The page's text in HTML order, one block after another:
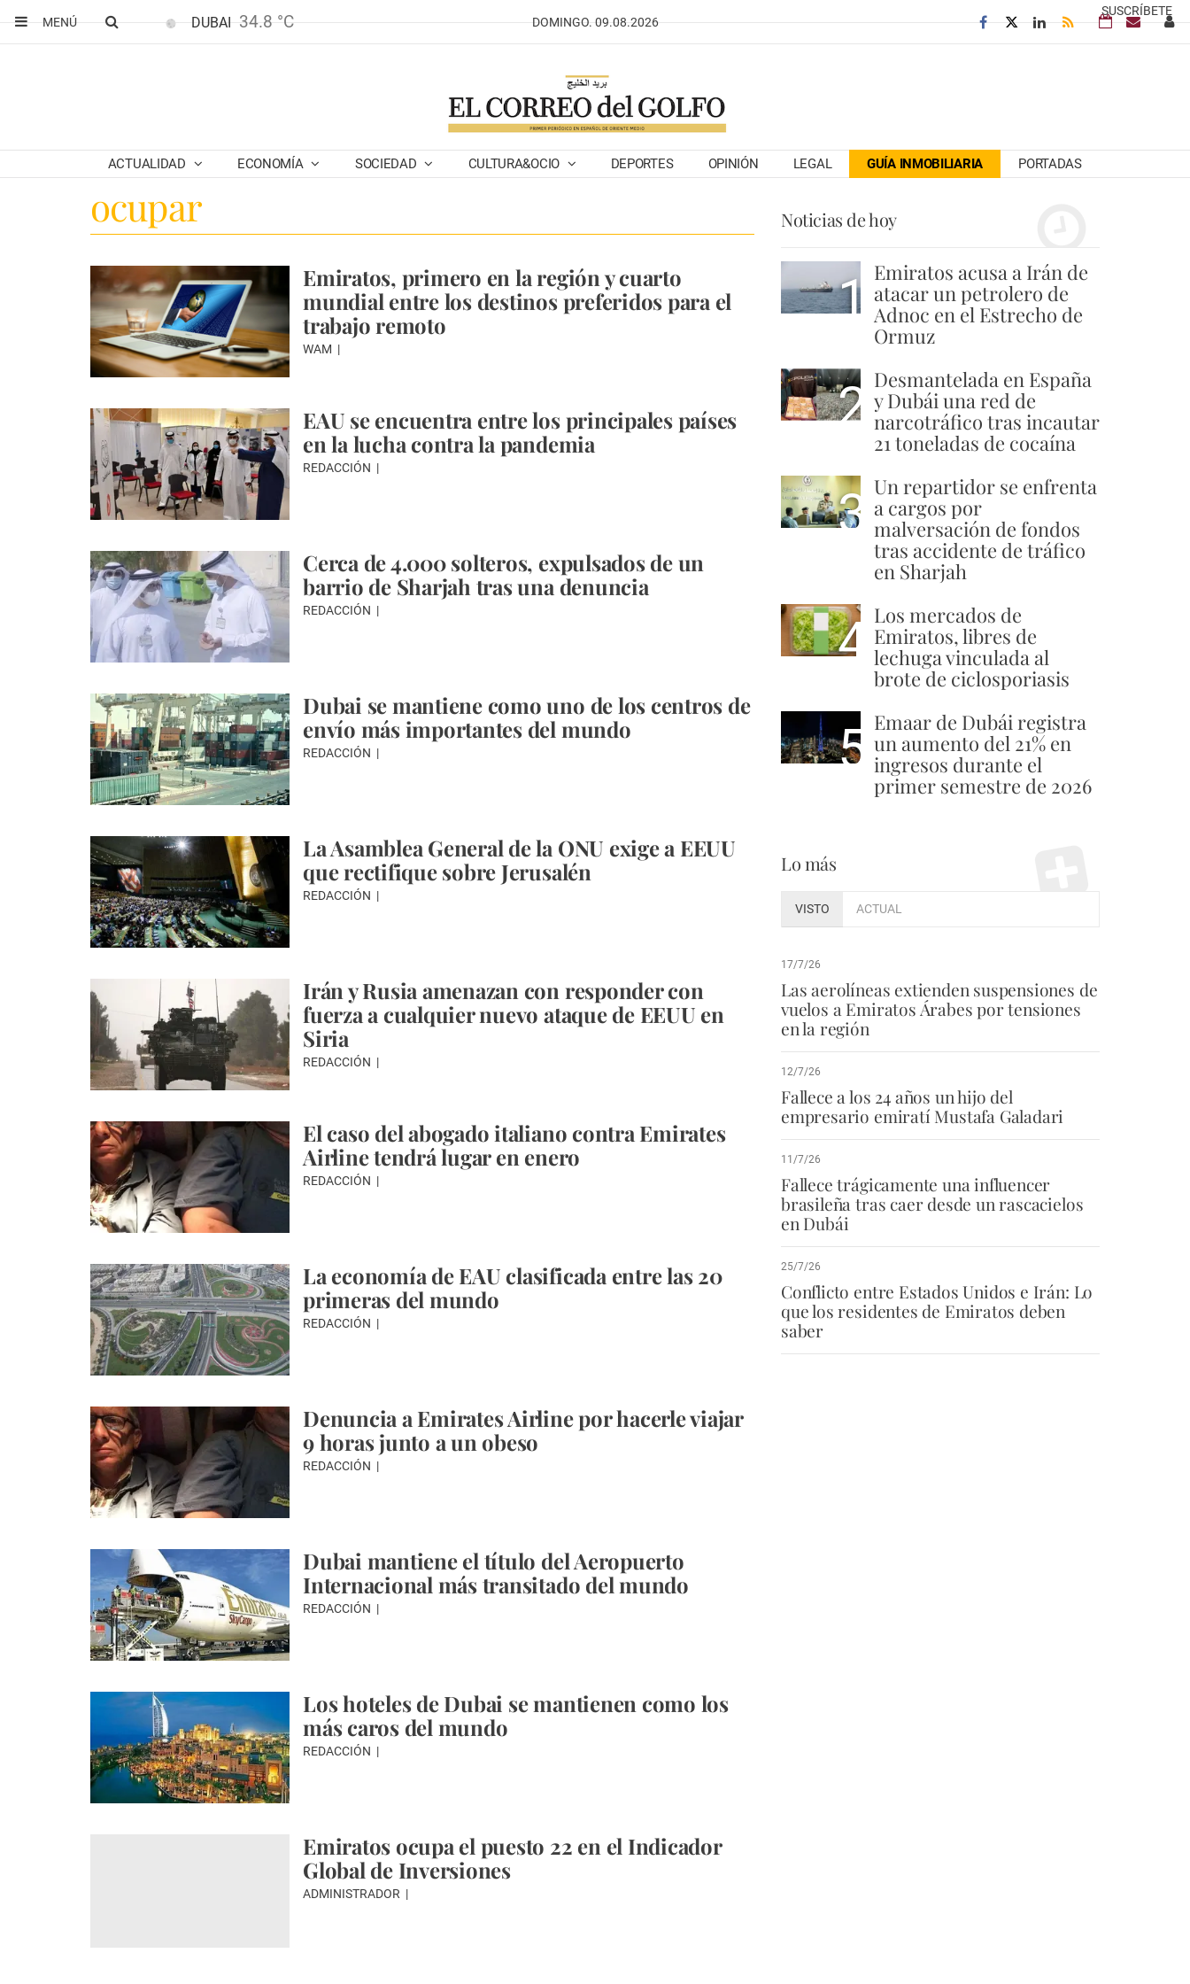
SUSCRÍBETE
MENÚ
DUBAI 34.8 °C DOMINGO. 09.08.2026
ACTUALIDAD ECONOMÍA SOCIEDAD CULTURA&OCIO DEPORTES OPINIÓN LEGAL GUÍA INMOBILIARIA PORTADAS
ocupar
Emiratos, primero en la región y cuarto
mundial entre los destinos preferidos para el
trabajo remoto
WAM
EAU se encuentra entre los principales países
en la lucha contra la pandemia
REDACCIÓN
Cerca de 4.000 solteros, expulsados ​​de un
barrio de Sharjah tras una denuncia
REDACCIÓN
Dubai se mantiene como uno de los centros de
envío más importantes del mundo
REDACCIÓN
La Asamblea General de la ONU exige a EEUU
que rectifique sobre Jerusalén
REDACCIÓN
Irán y Rusia amenazan con responder con
fuerza a cualquier nuevo ataque de EEUU en
Siria
REDACCIÓN
El caso del abogado italiano contra Emirates
Airline tendrá lugar en enero
REDACCIÓN
La economía de EAU clasificada entre las 20
primeras del mundo
REDACCIÓN
Denuncia a Emirates Airline por hacerle viajar
9 horas junto a un obeso
REDACCIÓN
Dubai mantiene el título del Aeropuerto
Internacional más transitado del mundo
REDACCIÓN
Los hoteles de Dubai se mantienen como los
más caros del mundo
REDACCIÓN
Emiratos ocupa el puesto 22 en el Indicador
Global de Inversiones
ADMINISTRADOR
Noticias de hoy
1 Emiratos acusa a Irán de
atacar un petrolero de
Adnoc en el Estrecho de
Ormuz
2 Desmantelada en España
y Dubái una red de
narcotráfico tras incautar
21 toneladas de cocaína
3 Un repartidor se enfrenta
a cargos por
malversación de fondos
tras accidente de tráfico
en Sharjah
4 Los mercados de
Emiratos, libres de
lechuga vinculada al
brote de ciclosporiasis
5 Emaar de Dubái registra
un aumento del 21% en
ingresos durante el
primer semestre de 2026
Lo más
VISTO ACTUAL
17/7/26
Las aerolíneas extienden suspensiones de
vuelos a Emiratos Árabes por tensiones
en la región
12/7/26
Fallece a los 24 años un hijo del
empresario emiratí Mustafa Galadari
11/7/26
Fallece trágicamente una influencer
brasileña tras caer desde un rascacielos
en Dubái
25/7/26
Conflicto entre Estados Unidos e Irán: Lo
que los residentes de Emiratos deben
saber